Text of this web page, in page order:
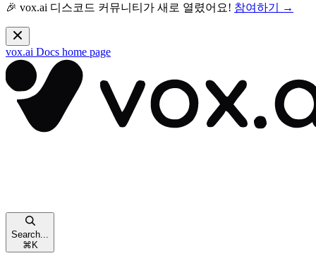
🎉 vox.ai 디스코드 커뮤니티가 새로 열렸어요! 참여하기 →
vox.ai Docs home page
Search...
⌘ K